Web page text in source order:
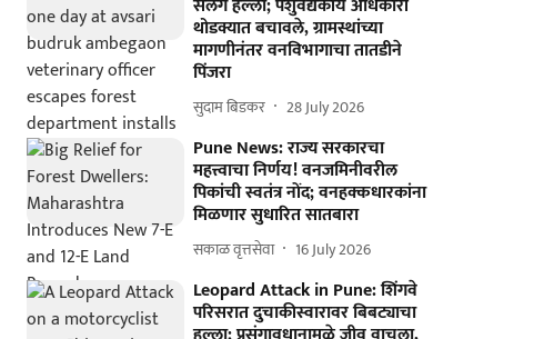
सलग हल्ला; पशुवैद्यकीय अधिकारी
थोडक्यात बचावले, ग्रामस्थांच्या
मागणीनंतर वनविभागाचा तातडीने
पिंजरा
सुदाम बिडकर 28 July 2026
Pune News: राज्य सरकारचा
महत्त्वाचा निर्णय! वनजमिनीवरील
पिकांची स्वतंत्र नोंद; वनहक्कधारकांना
मिळणार सुधारित सातबारा
सकाळ वृत्तसेवा 16 July 2026
Leopard Attack in Pune: शिंगवे
परिसरात दुचाकीस्वारावर बिबट्याचा